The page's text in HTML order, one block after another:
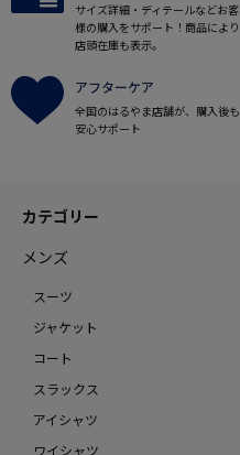
サイズ詳細・ディテールなどお客
様の購入をサポート！商品により
店頭在庫も表示。
アフターケア
全国のはるやま店舗が、購入後も
安心サポート
カテゴリー
メンズ
スーツ
ジャケット
コート
スラックス
アイシャツ
ワイシャツ